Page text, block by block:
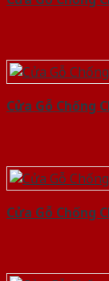
Cửa Gỗ Chống
Cửa Gỗ Chống